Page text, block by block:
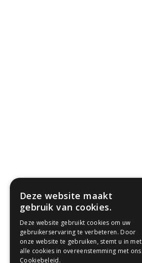
Deze website maakt
gebruik van cookies.
Deze website gebruikt cookies om uw
gebruikerservaring te verbeteren. Door
onze website te gebruiken, stemt u in met
alle cookies in overeenstemming met ons
Cookiebeleid.